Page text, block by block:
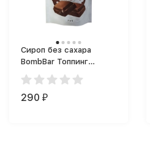
Сироп без сахара
BombBar Топпинг
BombBar (240 г)
290 ₽